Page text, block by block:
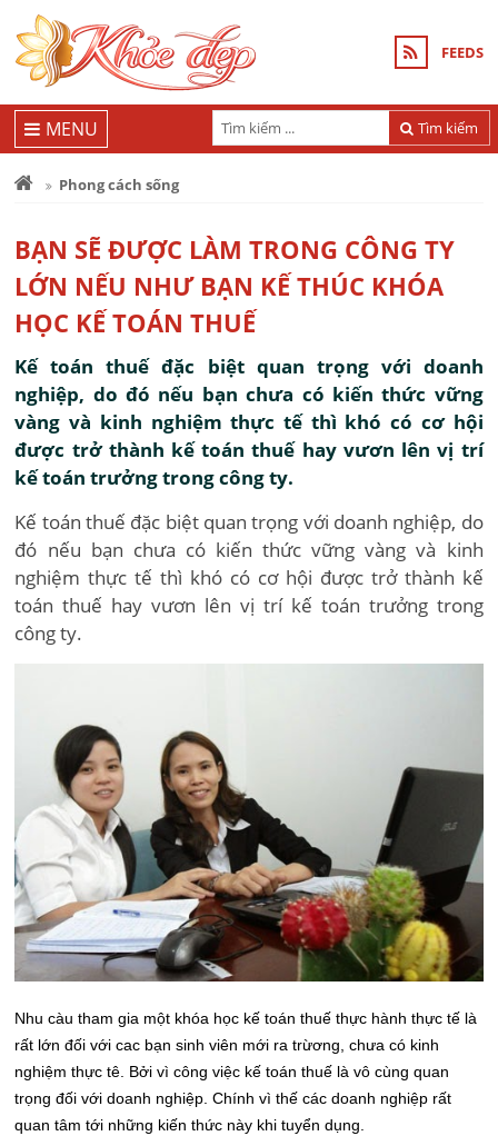
FEEDS
Tìm kiếm
MENU
Phong cách sống
BẠN SẼ ĐƯỢC LÀM TRONG CÔNG TY
LỚN NẾU NHƯ BẠN KẾ THÚC KHÓA
HỌC KẾ TOÁN THUẾ
Kế toán thuế đặc biệt quan trọng với doanh
nghiệp, do đó nếu bạn chưa có kiến thức vững
vàng và kinh nghiệm thực tế thì khó có cơ hội
được trở thành kế toán thuế hay vươn lên vị trí
kế toán trưởng trong công ty.
Kế toán thuế đặc biệt quan trọng với doanh nghiệp, do
đó nếu bạn chưa có kiến thức vững vàng và kinh
nghiệm thực tế thì khó có cơ hội được trở thành kế
toán thuế hay vươn lên vị trí kế toán trưởng trong
công ty.
Nhu càu tham gia một khóa học kế toán thuế thực hành thực tế là
rất lớn đối với cac bạn sinh viên mới ra trừơng, chưa có kinh
nghiệm thực tê. Bởi vì công việc kế toán thuế là vô cùng quan
trọng đối với doanh nghiệp. Chính vì thế các doanh nghiệp rất
quan tâm tới những kiến thức này khi tuyển dụng.